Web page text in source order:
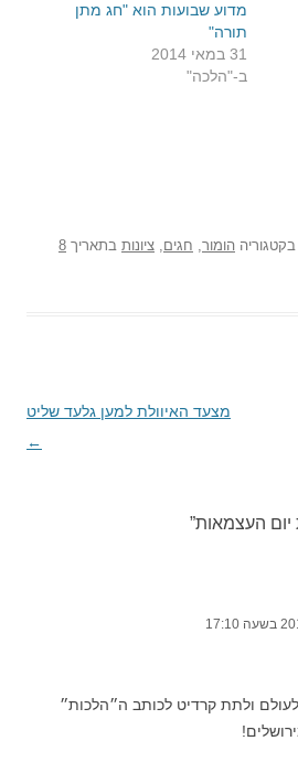
מדוע שבועות הוא "חג מתן
תורה"
31 במאי 2014
ב-"הלכה"
הומור,חגים,ציונותבתאריך8
מצעד האיוולת למען גלעד שליט
←
העצמאות”
ולתת קרדיט לכותב ה״הלכות״